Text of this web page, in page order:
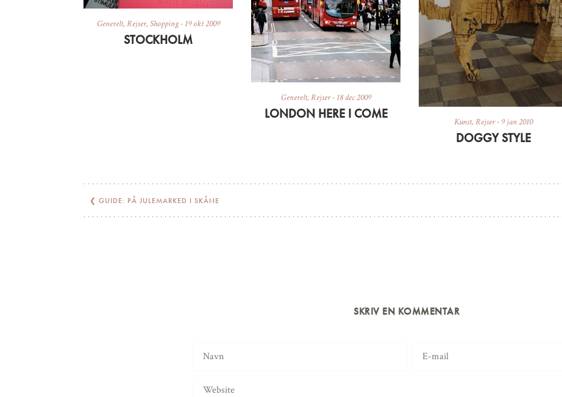
Generelt, Rejser, Shopping- 19 okt 2009
STOCKHOLM
Generelt, Rejser- 18 dec 2009
LONDON HERE I COME
Kunst, Rejser- 9 jan 2010
DOGGY STYLE
❮ GUIDE: PÅ JULEMARKED I SKÅNE
SKRIV EN KOMMENTAR